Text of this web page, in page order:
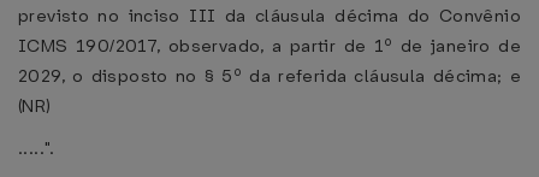
previsto no inciso III da cláusula décima do Convênio
ICMS 190/2017, observado, a partir de 1º de janeiro de
2029, o disposto no § 5º da referida cláusula décima; e
(NR)
.....".